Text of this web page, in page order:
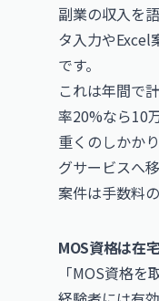
副業の収入を
タ入力やExcel
です。
これは年間で
率20%なら10
重くのしかか
グサービスへ
案件は手数料
MOS資格は在
「MOS資格